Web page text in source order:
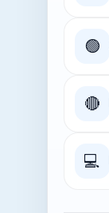
🟢
🔴
💻